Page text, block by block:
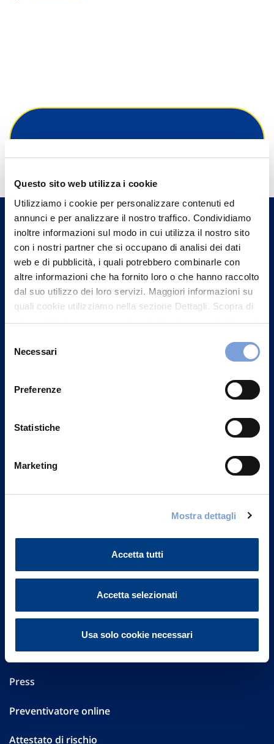
Questo sito web utilizza i cookie
Utilizziamo i cookie per personalizzare contenuti ed
annunci e per analizzare il nostro traffico. Condividiamo
inoltre informazioni sul modo in cui utilizza il nostro sito
con i nostri partner che si occupano di analisi dei dati
web e di pubblicità, i quali potrebbero combinarle con
altre informazioni che ha fornito loro o che hanno raccolto
dal suo utilizzo dei loro servizi. Maggiori informazioni su
quali cookie utilizziamo nella sezione Dettagli. Scopra di
più su chi siamo, come può contattarci e come trattiamo i
può trovare nel footer del sito nella sezione "Informativa
delNecessari
Preferenze
Statistiche
Marketing
Mostra dettagli
Accetta tutti
Accetta selezionati
Usa solo cookie necessari
Trova l'Agenzia più vicina a te e parla con
un nostro Agente.
Contattaci
Vittoria Assicurazioni S.p.A.
Part. IVA 01329510158
Sostenibilità
Performances
Press
Preventivatore online
Attestato di rischio